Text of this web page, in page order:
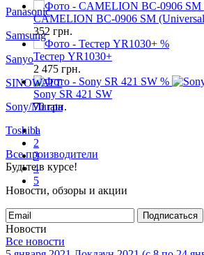
CAMELION BC-0906 SM
352 грн.
%
Тестер YR1030+
2 475 грн.
%
Sony SR 421 SW
70грн.
1
2
3
4
5
Panasonic
Samsung
Sanyo
SINOWATT
Sony/Murata
Toshiba
Все производители
Будьте в курсе!
Новости, обзоры и акции
Подписаться
Новости
Все новости